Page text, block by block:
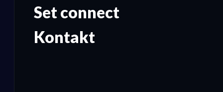
Set connect
Kontakt